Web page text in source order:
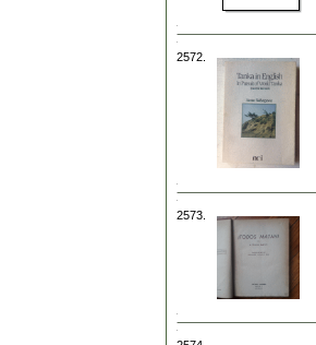
2572.
2573.